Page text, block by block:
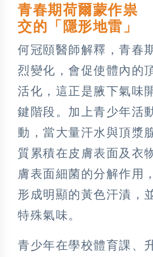
青春期荷爾蒙作祟
交的「隱形地雷」
何冠頤醫師解釋，青春
烈變化，會促使體內的
活化，這正是腋下氣味
鍵階段。加上青少年活
動，當大量汗水與頂漿
質累積在皮膚表面及衣
膚表面細菌的分解作用
形成明顯的黃色汗漬，
特殊氣味。
青少年在學校體育課、